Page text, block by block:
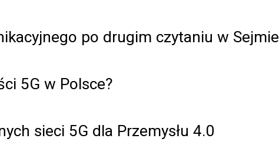
po drugim czytaniu w Sejmie
5G w Polsce?
sieci 5G dla Przemysłu 4.0